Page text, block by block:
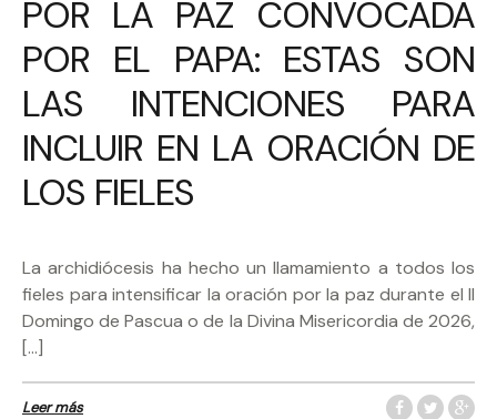
POR LA PAZ CONVOCADA
POR EL PAPA: ESTAS SON
LAS INTENCIONES PARA
INCLUIR EN LA ORACIÓN DE
LOS FIELES
La archidiócesis ha hecho un llamamiento a todos los
fieles para intensificar la oración por la paz durante el II
Domingo de Pascua o de la Divina Misericordia de 2026,
[…]
Leer más